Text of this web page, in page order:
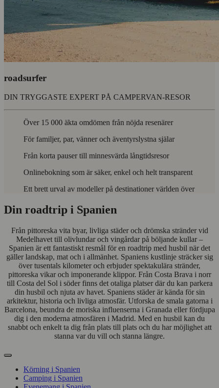
roadsurfer
DIN TRYGGASTE EXPERT PÅ CAMPERVAN-RESOR
Över 15 000 äkta omdömen från nöjda resenärer
För familjer, par, vänner och äventyrslystna själar
Från korta pauser till minnesvärda långtidsresor
Onlinebokning som är säker, enkel och helt transparent
Ett brett urval av modeller på destinationer världen över
Din roadtrip i Spanien
Från pittoreska vita byar, livliga städer och drömska stränder vid
Medelhavet till olivlundar och vingårdar på böljande kullar –
Spanien är ett fantastiskt resmål för en roadtrip med husbil när det
gäller landskap, mat och i allmänhet. Spaniens kustlinje sträcker sig
över tusentals kilometer och erbjuder spektakulära stränder,
pittoreska vikar och imponerande klippor. Från Costa Brava i norr
till Costa del Sol i söder finns det otaliga platser där du kan parkera
din husbil och njuta av havet. Spaniens städer är kända för sin
arkitektur, historia och livliga atmosfär. Utforska de smala gatorna i
Barcelona, beundra de moriska influenserna i Granada eller fördjupa
dig i den moderna atmosfären i Madrid. Med en husbil kan du
snabbt och enkelt ta dig från plats till plats och du har möjlighet att
stanna var du vill och stanna längre.
Körning i Spanien
Camping i Spanien